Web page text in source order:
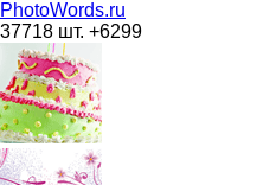
PhotoWords.ru
37718 шт. +6299